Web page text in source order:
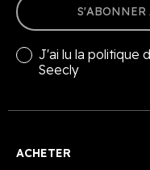
S'ABONNER
J'ai lu la politique
Seecly
ACHETER